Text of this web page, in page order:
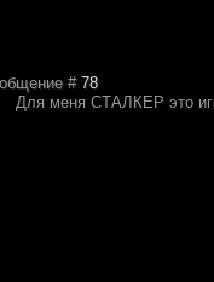
#78
Для меня СТАЛКЕР это